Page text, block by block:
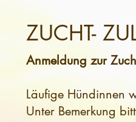
ZUCHT-
Anmeldung zur
Läufige Hündinnen
Unter Bemerkung